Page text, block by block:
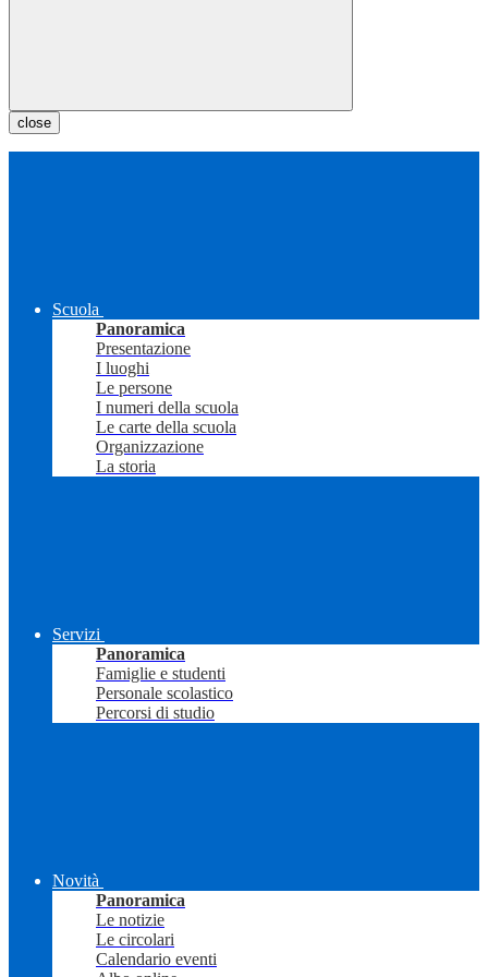
close
Scuola
Panoramica
Presentazione
I luoghi
Le persone
I numeri della scuola
Le carte della scuola
Organizzazione
La storia
Servizi
Panoramica
Famiglie e studenti
Personale scolastico
Percorsi di studio
Novità
Panoramica
Le notizie
Le circolari
Calendario eventi